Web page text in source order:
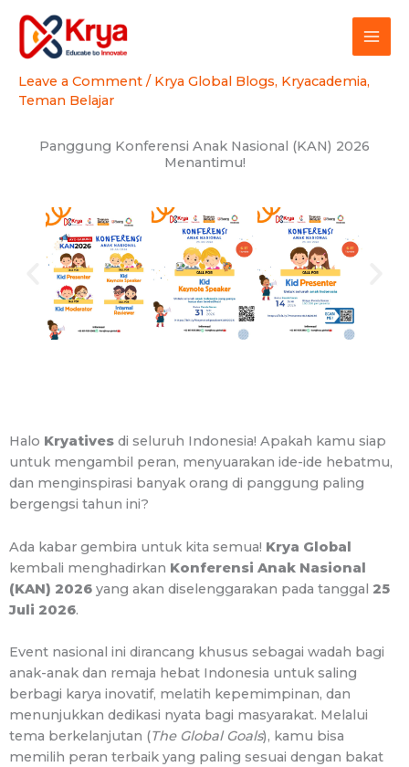
content
Leave a Comment / Krya Global Blogs, Kryacademia,
Teman Belajar
Panggung Konferensi Anak Nasional (KAN) 2026
Menantimu!
Halo Kryatives di seluruh Indonesia! Apakah kamu siap
untuk mengambil peran, menyuarakan ide-ide hebatmu,
dan menginspirasi banyak orang di panggung paling
bergengsi tahun ini?
Ada kabar gembira untuk kita semua! Krya Global
kembali menghadirkan Konferensi Anak Nasional
(KAN) 2026 yang akan diselenggarakan pada tanggal 25
Juli 2026.
Event nasional ini dirancang khusus sebagai wadah bagi
anak-anak dan remaja hebat Indonesia untuk saling
berbagi karya inovatif, melatih kepemimpinan, dan
menunjukkan dedikasi nyata bagi masyarakat. Melalui
tema berkelanjutan (The Global Goals), kamu bisa
memilih peran terbaik yang paling sesuai dengan bakat